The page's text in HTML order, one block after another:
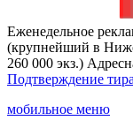
Еженедельное
(крупнейший в
260 000 экз.)
Подтверждение
мобильное меню